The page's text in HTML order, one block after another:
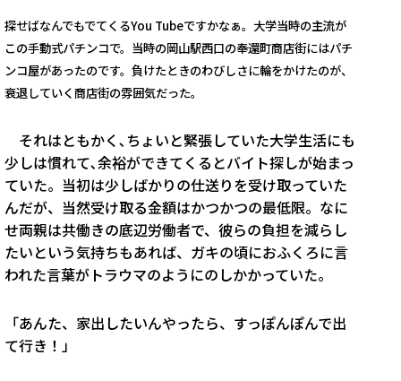
探せばなんでもでてくるYou Tubeですかなぁ。大学当時の主流が
この手動式パチンコで。当時の岡山駅西口の奉還町商店街にはパチ
ンコ屋があったのです。負けたときのわびしさに輪をかけたのが、
衰退していく商店街の雰囲気だった。
それはともかく､ちょいと緊張していた大学生活にも
少しは慣れて､余裕ができてくるとバイト探しが始まっ
ていた。当初は少しばかりの仕送りを受け取っていた
んだが、当然受け取る金額はかつかつの最低限。なに
せ両親は共働きの底辺労働者で、彼らの負担を減らし
たいという気持ちもあれば、ガキの頃におふくろに言
われた言葉がトラウマのようにのしかかっていた。
「あんた、家出したいんやったら、すっぽんぽんで出
て行き！」